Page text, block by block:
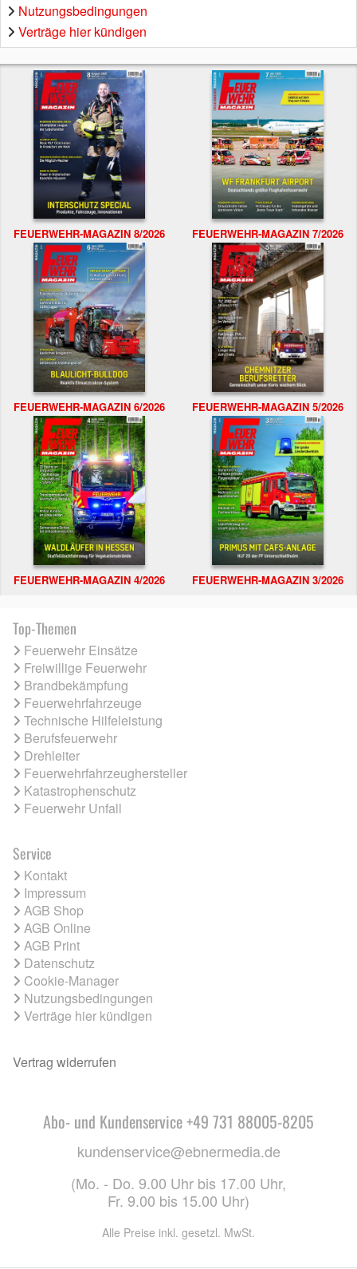
Nutzungsbedingungen
Verträge hier kündigen
FEUERWEHR-MAGAZIN 8/2026 FEUERWEHR-MAGAZIN 7/2026
FEUERWEHR-MAGAZIN 6/2026 FEUERWEHR-MAGAZIN 5/2026
FEUERWEHR-MAGAZIN 4/2026 FEUERWEHR-MAGAZIN 3/2026
Top-Themen
Feuerwehr Einsätze
Freiwillige Feuerwehr
Brandbekämpfung
Feuerwehrfahrzeuge
Technische Hilfeleistung
Berufsfeuerwehr
Drehleiter
Feuerwehrfahrzeughersteller
Katastrophenschutz
Feuerwehr Unfall
Service
Kontakt
Impressum
AGB Shop
AGB Online
AGB Print
Datenschutz
Cookie-Manager
Nutzungsbedingungen
Verträge hier kündigen
Vertrag widerrufen
Abo- und Kundenservice +49 731 88005-8205
kundenservice@ebnermedia.de
(Mo. - Do. 9.00 Uhr bis 17.00 Uhr,
Fr. 9.00 bis 15.00 Uhr)
Alle Preise inkl. gesetzl. MwSt.